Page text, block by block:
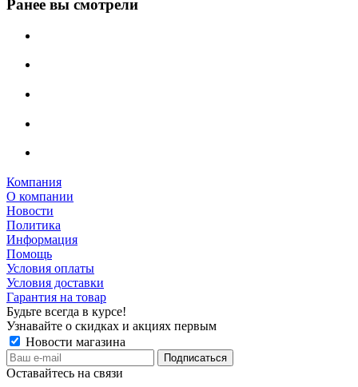
Ранее вы смотрели
Компания
О компании
Новости
Политика
Информация
Помощь
Условия оплаты
Условия доставки
Гарантия на товар
Будьте всегда в курсе!
Узнавайте о скидках и акциях первым
Новости магазина
Оставайтесь на связи